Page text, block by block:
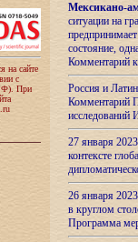
на сайте
с
При
Мексикано-
ситуации на
состояние,
Комментарий
Россия и
Комментарий
27 января
контексте
26 января
в круглом
Программа